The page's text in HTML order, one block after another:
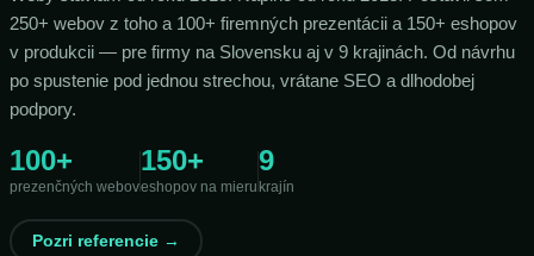
250+ webov z toho a 100+ firemných prezentácii a 150+ eshopov
v produkcii — pre firmy na Slovensku aj v 9 krajinách. Od návrhu
po spustenie pod jednou strechou, vrátane SEO a dlhodobej
podpory.
100+
prezenčných webov
150+
eshopov na mieru
9
krajín
Pozri referencie →